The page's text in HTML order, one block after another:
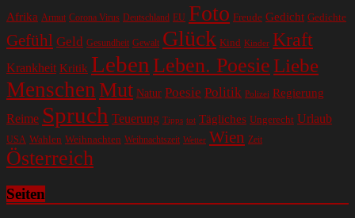
Afrika Armut Corona Virus Deutschland EU Foto Freude Gedicht Gedichte
Gefühl Geld Gesundheit Gewalt Glück Kind Kinder Kraft
Krankheit Kritik Leben Leben. Poesie Liebe
Menschen Mut Natur Poesie Politik Polizei Regierung
Reime Spruch Teuerung Tipps tot Tägliches Ungerecht Urlaub
USA Wahlen Weihnachten Weihnachtszeit Wetter Wien Zeit
Österreich
Seiten